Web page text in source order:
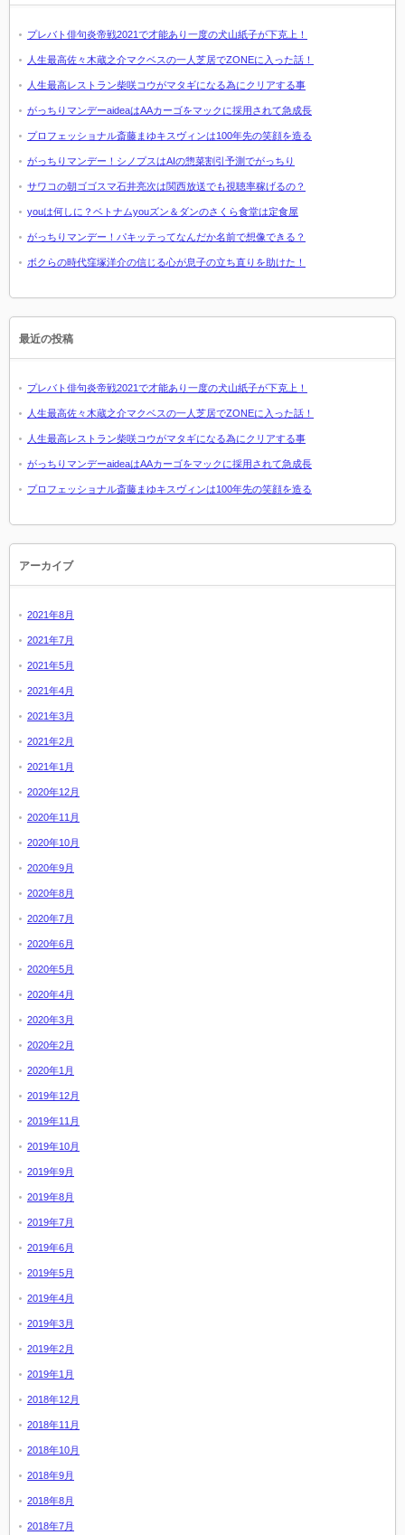
プレバト俳句炎帝戦2021で才能あり一度の犬山紙子が下克上！
人生最高佐々木蔵之介マクベスの一人芝居でZONEに入った話！
人生最高レストラン柴咲コウがマタギになる為にクリアする事
がっちりマンデーaideaはAAカーゴをマックに採用されて急成長
プロフェッショナル斎藤まゆキスヴィンは100年先の笑顔を造る
がっちりマンデー！シノプスはAIの惣菜割引予測でがっちり
サワコの朝ゴゴスマ石井亮次は関西放送でも視聴率稼げるの？
youは何しに？ベトナムyouズン＆ダンのさくら食堂は定食屋
がっちりマンデー！パキッテってなんだか名前で想像できる？
ボクらの時代窪塚洋介の信じる心が息子の立ち直りを助けた！
最近の投稿
プレバト俳句炎帝戦2021で才能あり一度の犬山紙子が下克上！
人生最高佐々木蔵之介マクベスの一人芝居でZONEに入った話！
人生最高レストラン柴咲コウがマタギになる為にクリアする事
がっちりマンデーaideaはAAカーゴをマックに採用されて急成長
プロフェッショナル斎藤まゆキスヴィンは100年先の笑顔を造る
アーカイブ
2021年8月
2021年7月
2021年5月
2021年4月
2021年3月
2021年2月
2021年1月
2020年12月
2020年11月
2020年10月
2020年9月
2020年8月
2020年7月
2020年6月
2020年5月
2020年4月
2020年3月
2020年2月
2020年1月
2019年12月
2019年11月
2019年10月
2019年9月
2019年8月
2019年7月
2019年6月
2019年5月
2019年4月
2019年3月
2019年2月
2019年1月
2018年12月
2018年11月
2018年10月
2018年9月
2018年8月
2018年7月